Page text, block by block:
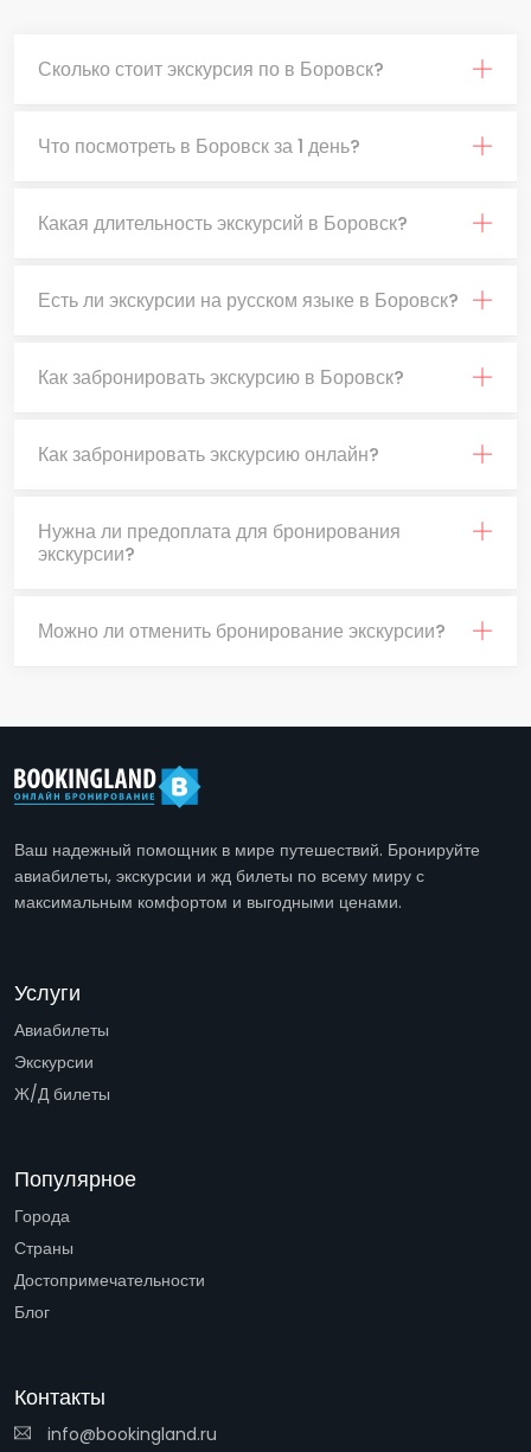
Сколько стоит экскурсия по в Боровск?
Что посмотреть в Боровск за 1 день?
Какая длительность экскурсий в Боровск?
Есть ли экскурсии на русском языке в Боровск?
Как забронировать экскурсию в Боровск?
Как забронировать экскурсию онлайн?
Нужна ли предоплата для бронирования
экскурсии?
Можно ли отменить бронирование экскурсии?
Ваш надежный помощник в мире путешествий. Бронируйте
авиабилеты, экскурсии и жд билеты по всему миру с
максимальным комфортом и выгодными ценами.
Услуги
Авиабилеты
Экскурсии
Ж/Д билеты
Популярное
Города
Страны
Достопримечательности
Блог
Контакты
info@bookingland.ru